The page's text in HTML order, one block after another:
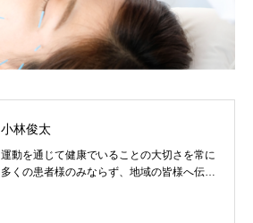
小林俊太
運動を通じて健康でいることの大切さを常に
多くの患者様のみならず、地域の皆様へ伝え